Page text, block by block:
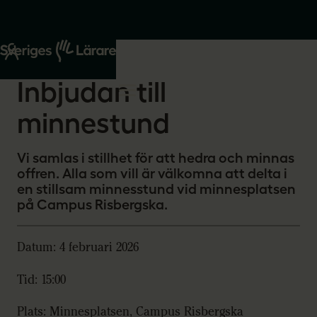
Start
Om oss
2026-01-21
Inbjudan till
minnestund
Vi samlas i stillhet för att hedra och minnas
offren. Alla som vill är välkomna att delta i
en stillsam minnesstund vid minnesplatsen
på Campus Risbergska.
Datum: 4 februari 2026
Tid: 15:00
Plats: Minnesplatsen, Campus Risbergska